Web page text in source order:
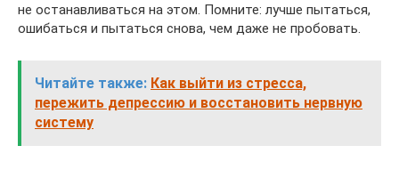
не останавливаться на этом. Помните: лучше пытаться,
ошибаться и пытаться снова, чем даже не пробовать.
Читайте также: Как выйти из стресса,
пережить депрессию и восстановить нервную
систему